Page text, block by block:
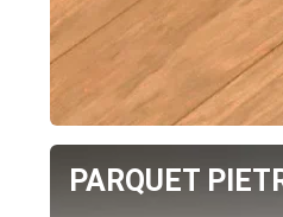
PARQUET